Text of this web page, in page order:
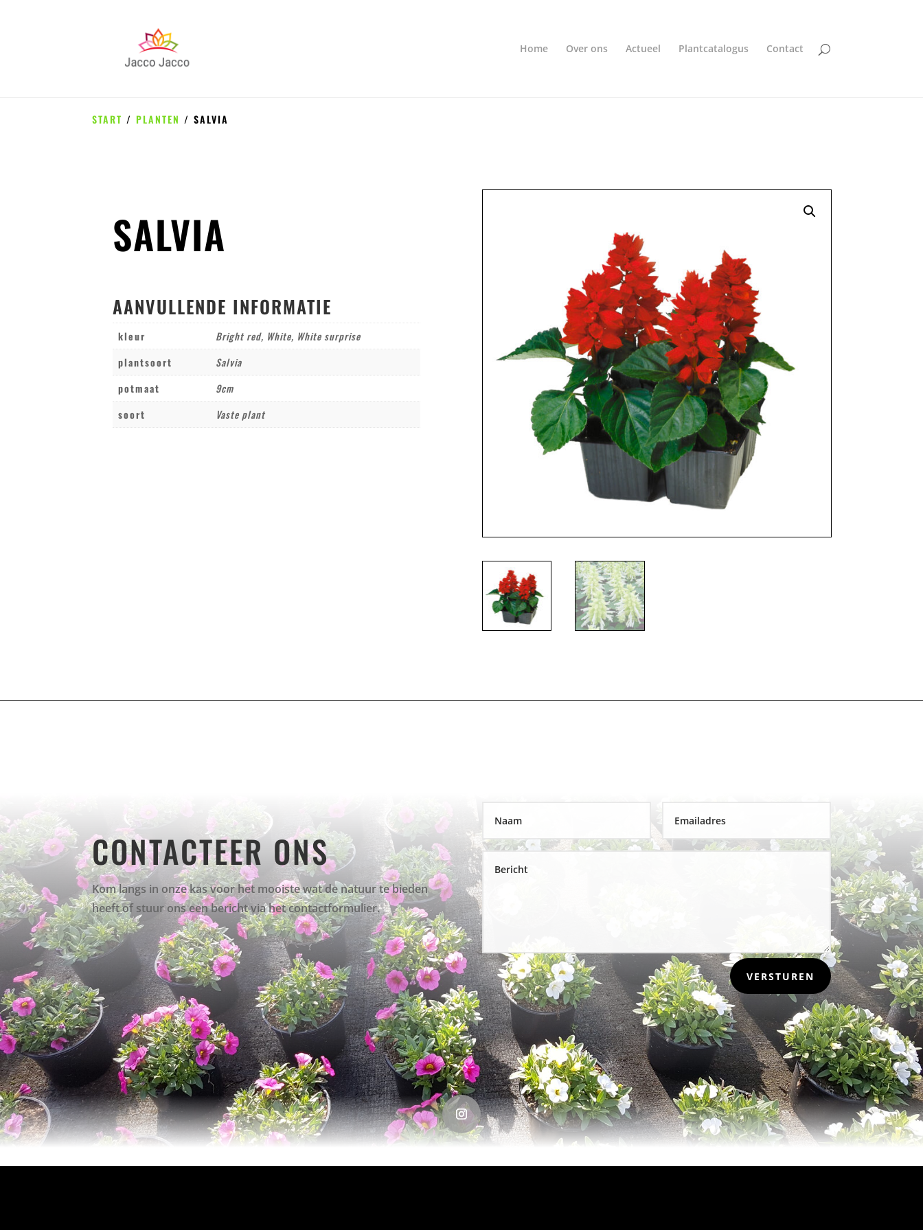
Home Over ons Actueel Plantcatalogus Contact
START /PLANTEN / SALVIA
SALVIA
AANVULLENDE INFORMATIE
kleur
Bright red, White, White surprise
plantsoort
Salvia
potmaat
9cm
soort
Vaste plant
CONTACTEER ONS
Kom langs in onze kas voor het mooiste wat de natuur te bieden
heeft of stuur ons een bericht via het contactformulier.
VERSTUREN